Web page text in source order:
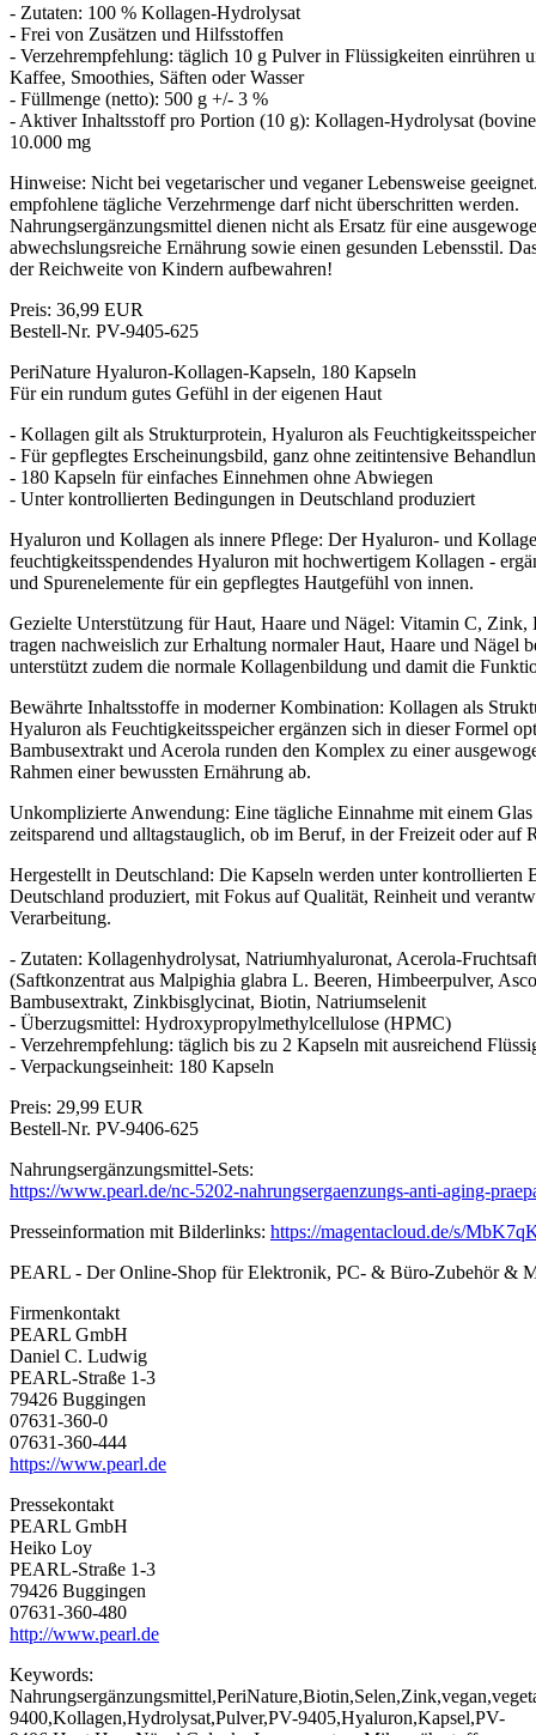
- Zutaten: 100 % Kollagen-Hydrolysat
- Frei von Zusätzen und Hilfsstoffen
- Verzehrempfehlung: täglich 10 g Pulver in Flüssigkeiten einrühren
Kaffee, Smoothies, Säften oder Wasser
- Füllmenge (netto): 500 g +/- 3 %
- Aktiver Inhaltsstoff pro Portion (10 g): Kollagen-Hydrolysat
10.000 mg
Hinweise: Nicht bei vegetarischer und veganer Lebensweise
empfohlene tägliche Verzehrmenge darf nicht überschritten werden.
Nahrungsergänzungsmittel dienen nicht als Ersatz für eine
abwechslungsreiche Ernährung sowie einen gesunden Lebensstil.
der Reichweite von Kindern aufbewahren!
Preis: 36,99 EUR
Bestell-Nr. PV-9405-625
PeriNature Hyaluron-Kollagen-Kapseln, 180 Kapseln
Für ein rundum gutes Gefühl in der eigenen Haut
- Kollagen gilt als Strukturprotein, Hyaluron als Feuchtigkeitsspeicher
- Für gepflegtes Erscheinungsbild, ganz ohne zeitintensive
- 180 Kapseln für einfaches Einnehmen ohne Abwiegen
- Unter kontrollierten Bedingungen in Deutschland produziert
Hyaluron und Kollagen als innere Pflege: Der Hyaluron- und
feuchtigkeitsspendendes Hyaluron mit hochwertigem Kollagen -
und Spurenelemente für ein gepflegtes Hautgefühl von innen.
Gezielte Unterstützung für Haut, Haare und Nägel: Vitamin C, Zink,
tragen nachweislich zur Erhaltung normaler Haut, Haare und Nägel
unterstützt zudem die normale Kollagenbildung und damit die
Bewährte Inhaltsstoffe in moderner Kombination: Kollagen als
Hyaluron als Feuchtigkeitsspeicher ergänzen sich in dieser Formel
Bambusextrakt und Acerola runden den Komplex zu einer
Rahmen einer bewussten Ernährung ab.
Unkomplizierte Anwendung: Eine tägliche Einnahme mit einem Glas
zeitsparend und alltagstauglich, ob im Beruf, in der Freizeit oder auf
Hergestellt in Deutschland: Die Kapseln werden unter kontrollierten
Deutschland produziert, mit Fokus auf Qualität, Reinheit und
Verarbeitung.
- Zutaten: Kollagenhydrolysat, Natriumhyaluronat, Acerola-
(Saftkonzentrat aus Malpighia glabra L. Beeren, Himbeerpulver,
Bambusextrakt, Zinkbisglycinat, Biotin, Natriumselenit
- Überzugsmittel: Hydroxypropylmethylcellulose (HPMC)
- Verzehrempfehlung: täglich bis zu 2 Kapseln mit ausreichend
- Verpackungseinheit: 180 Kapseln
Preis: 29,99 EUR
Bestell-Nr. PV-9406-625
Nahrungsergänzungsmittel-Sets:
https://www.pearl.de/nc-5202-nahrungsergaenzungs-anti-aging-
Presseinformation mit Bilderlinks: https://magentacloud.de/s/
PEARL - Der Online-Shop für Elektronik, PC- & Büro-Zubehör &
Firmenkontakt
PEARL GmbH
Daniel C. Ludwig
PEARL-Straße 1-3
79426 Buggingen
07631-360-0
07631-360-444
https://www.pearl.de
Pressekontakt
PEARL GmbH
Heiko Loy
PEARL-Straße 1-3
79426 Buggingen
07631-360-480
http://www.pearl.de
Keywords:
9400,Kollagen,Hydrolysat,Pulver,PV-9405,Hyaluron,Kapsel,PV-